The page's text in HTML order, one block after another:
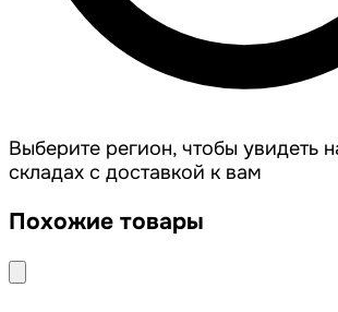
Выберите регион, чтобы увидеть
складах с доставкой к вам
Похожие товары